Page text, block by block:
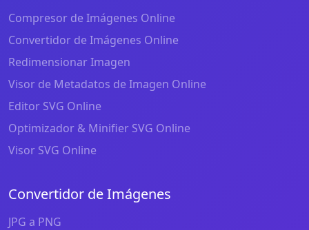
Compresor de Imágenes Online
Convertidor de Imágenes Online
Redimensionar Imagen
Visor de Metadatos de Imagen Online
Editor SVG Online
Optimizador & Minifier SVG Online
Visor SVG Online
Convertidor de Imágenes
JPG a PNG